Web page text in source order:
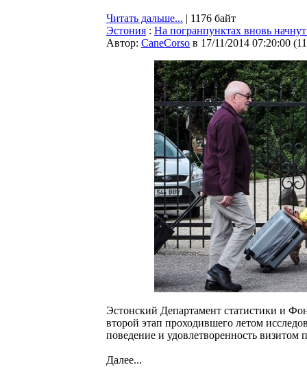
Читать дальше... | 1176 байт
Эстония : На погранпунктах вновь
Автор: CaneCorso в 17/11/2014 07:20:00 (
Эстонский Департамент статистики и
второй этап проходившего летом
поведение и удовлетворенность
Далее...